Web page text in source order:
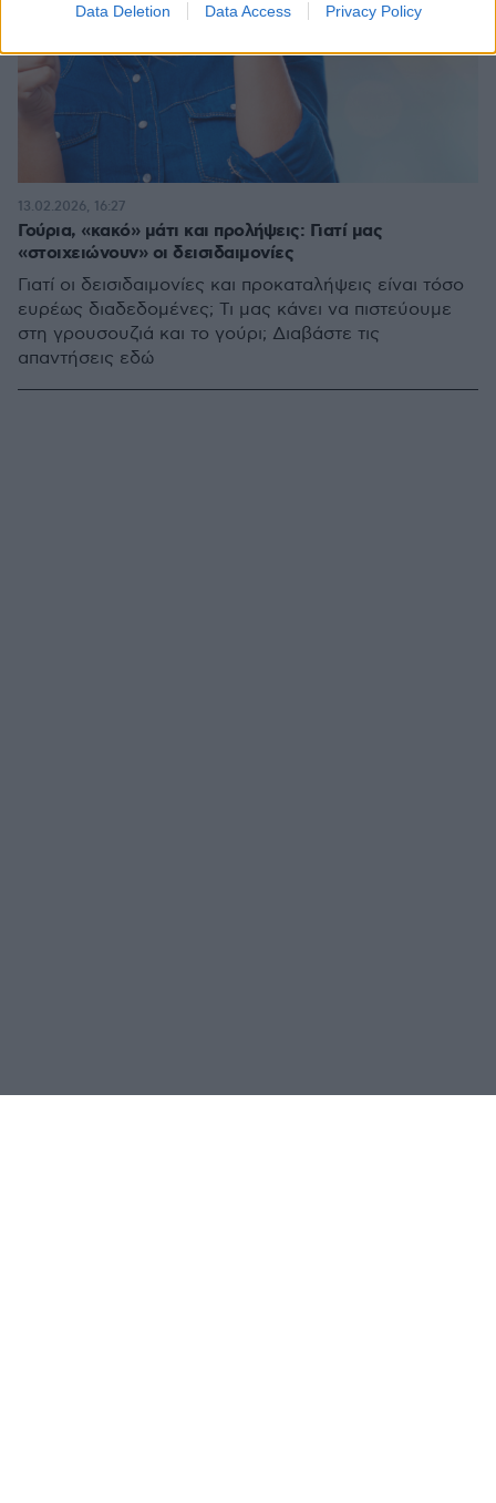
Data Deletion Data Access Privacy Policy
Γούρια, «κακό» μάτι και προλήψεις: Γιατί μας
«στοιχειώνουν» οι δεισιδαιμονίες
Γιατί οι δεισιδαιμονίες και προκαταλήψεις είναι τόσο
ευρέως διαδεδομένες; Τι μας κάνει να πιστεύουμε
στη γρουσουζιά και το γούρι; Διαβάστε τις
απαντήσεις εδώ
13.02.2026, 16:27